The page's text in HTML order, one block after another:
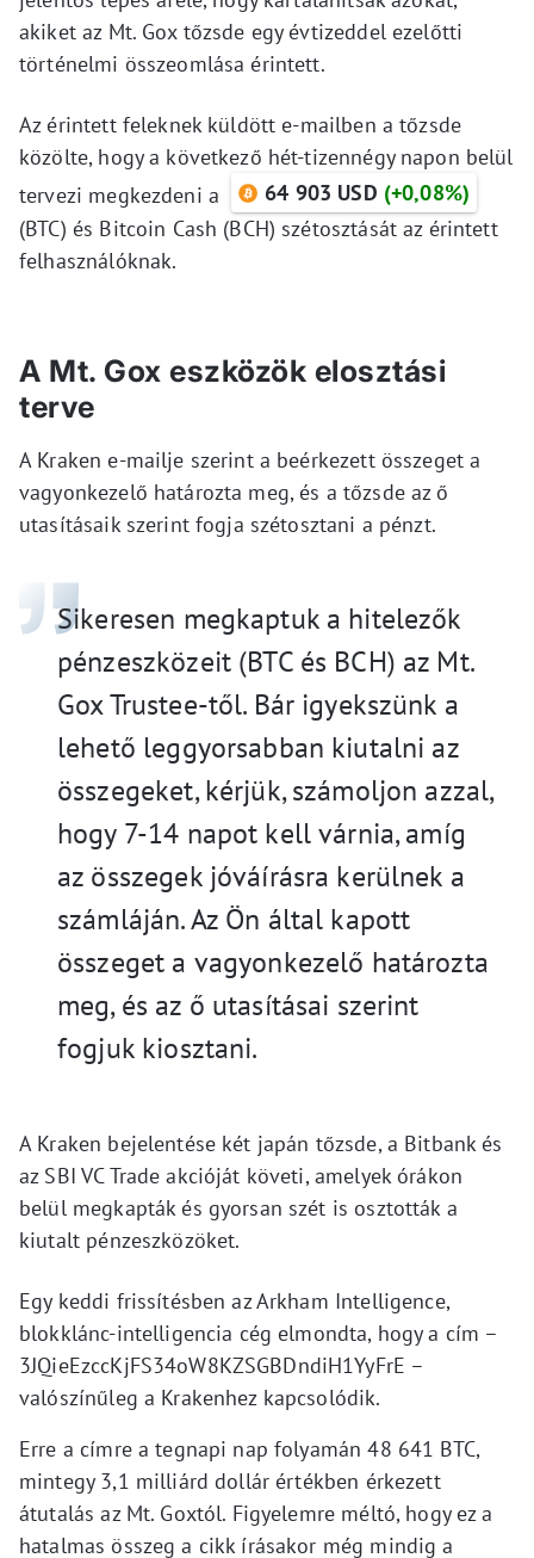
akiket az Mt. Gox tőzsde egy évtizeddel ezelőtti
történelmi összeomlása érintett.
Az érintett feleknek küldött e-mailben a tőzsde
közölte, hogy a következő hét-tizennégy napon belül
tervezi megkezdeni a
64 903 USD (+0,08%)
(BTC) és Bitcoin Cash (BCH) szétosztását az érintett
felhasználóknak.
A Mt. Gox eszközök elosztási
terve
A Kraken e-mailje szerint a beérkezett összeget a
vagyonkezelő határozta meg, és a tőzsde az ő
utasításaik szerint fogja szétosztani a pénzt.
Sikeresen megkaptuk a hitelezők
pénzeszközeit (BTC és BCH) az Mt.
Gox Trustee-től. Bár igyekszünk a
lehető leggyorsabban kiutalni az
összegeket, kérjük, számoljon azzal,
hogy 7-14 napot kell várnia, amíg
az összegek jóváírásra kerülnek a
számláján. Az Ön által kapott
összeget a vagyonkezelő határozta
meg, és az ő utasításai szerint
fogjuk kiosztani.
A Kraken bejelentése két japán tőzsde, a Bitbank és
az SBI VC Trade akcióját követi, amelyek órákon
belül megkapták és gyorsan szét is osztották a
kiutalt pénzeszközöket.
Egy keddi frissítésben az Arkham Intelligence,
blokklánc-intelligencia cég elmondta, hogy a cím –
3JQieEzccKjFS34oW8KZSGBDndiH1YyFrE –
valószínűleg a Krakenhez kapcsolódik.
Erre a címre a tegnapi nap folyamán 48 641 BTC,
mintegy 3,1 milliárd dollár értékben érkezett
átutalás az Mt. Goxtól. Figyelemre méltó, hogy ez a
hatalmas összeg a cikk írásakor még mindig a